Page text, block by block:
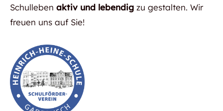
Schulleben aktiv und lebendigzu gestalten. Wir
freuen uns auf Sie!